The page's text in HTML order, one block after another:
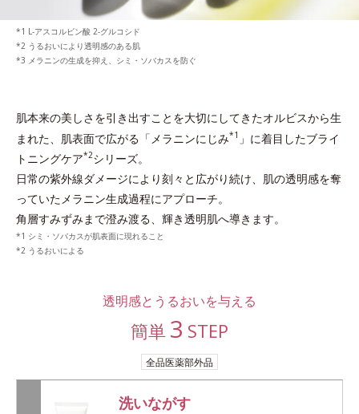
L-アスコルビン酸 2-グルコシド
うるおいにより透明感のある肌
メラニンの生成を抑え、シミ・ソバカスを防ぐ
肌本来の美しさを引き出すことを大切にしてきたオルビスから生
まれた、 肌表面で広がる「メラニンにじみ*1 」に着目したブライ
トニングケア*2シリーズ。
日常の紫外線ダメージにより刻々と広がり続け、肌の透明感を奪
っていたメラニン生成過程にアプローチ。
角層すみずみまで澄み渡る、輝き透明肌へ導きます。
シミ・ソバカスが肌表面に現れること
うるおいによる
透明感とうるおいを与える
簡単 3 STEP
全品医薬部外品
洗いながす